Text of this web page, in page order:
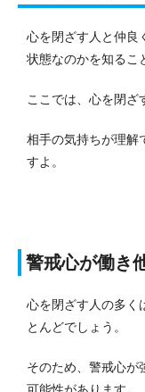
心を閉ざす人と仲良
状態なのかを知るこ
ここでは、心を閉ざ
相手の気持ちが理解
すよ。
警戒心が働き
心を閉ざす人の多く
とんどでしょう。
そのため、警戒心が
可能性があります。